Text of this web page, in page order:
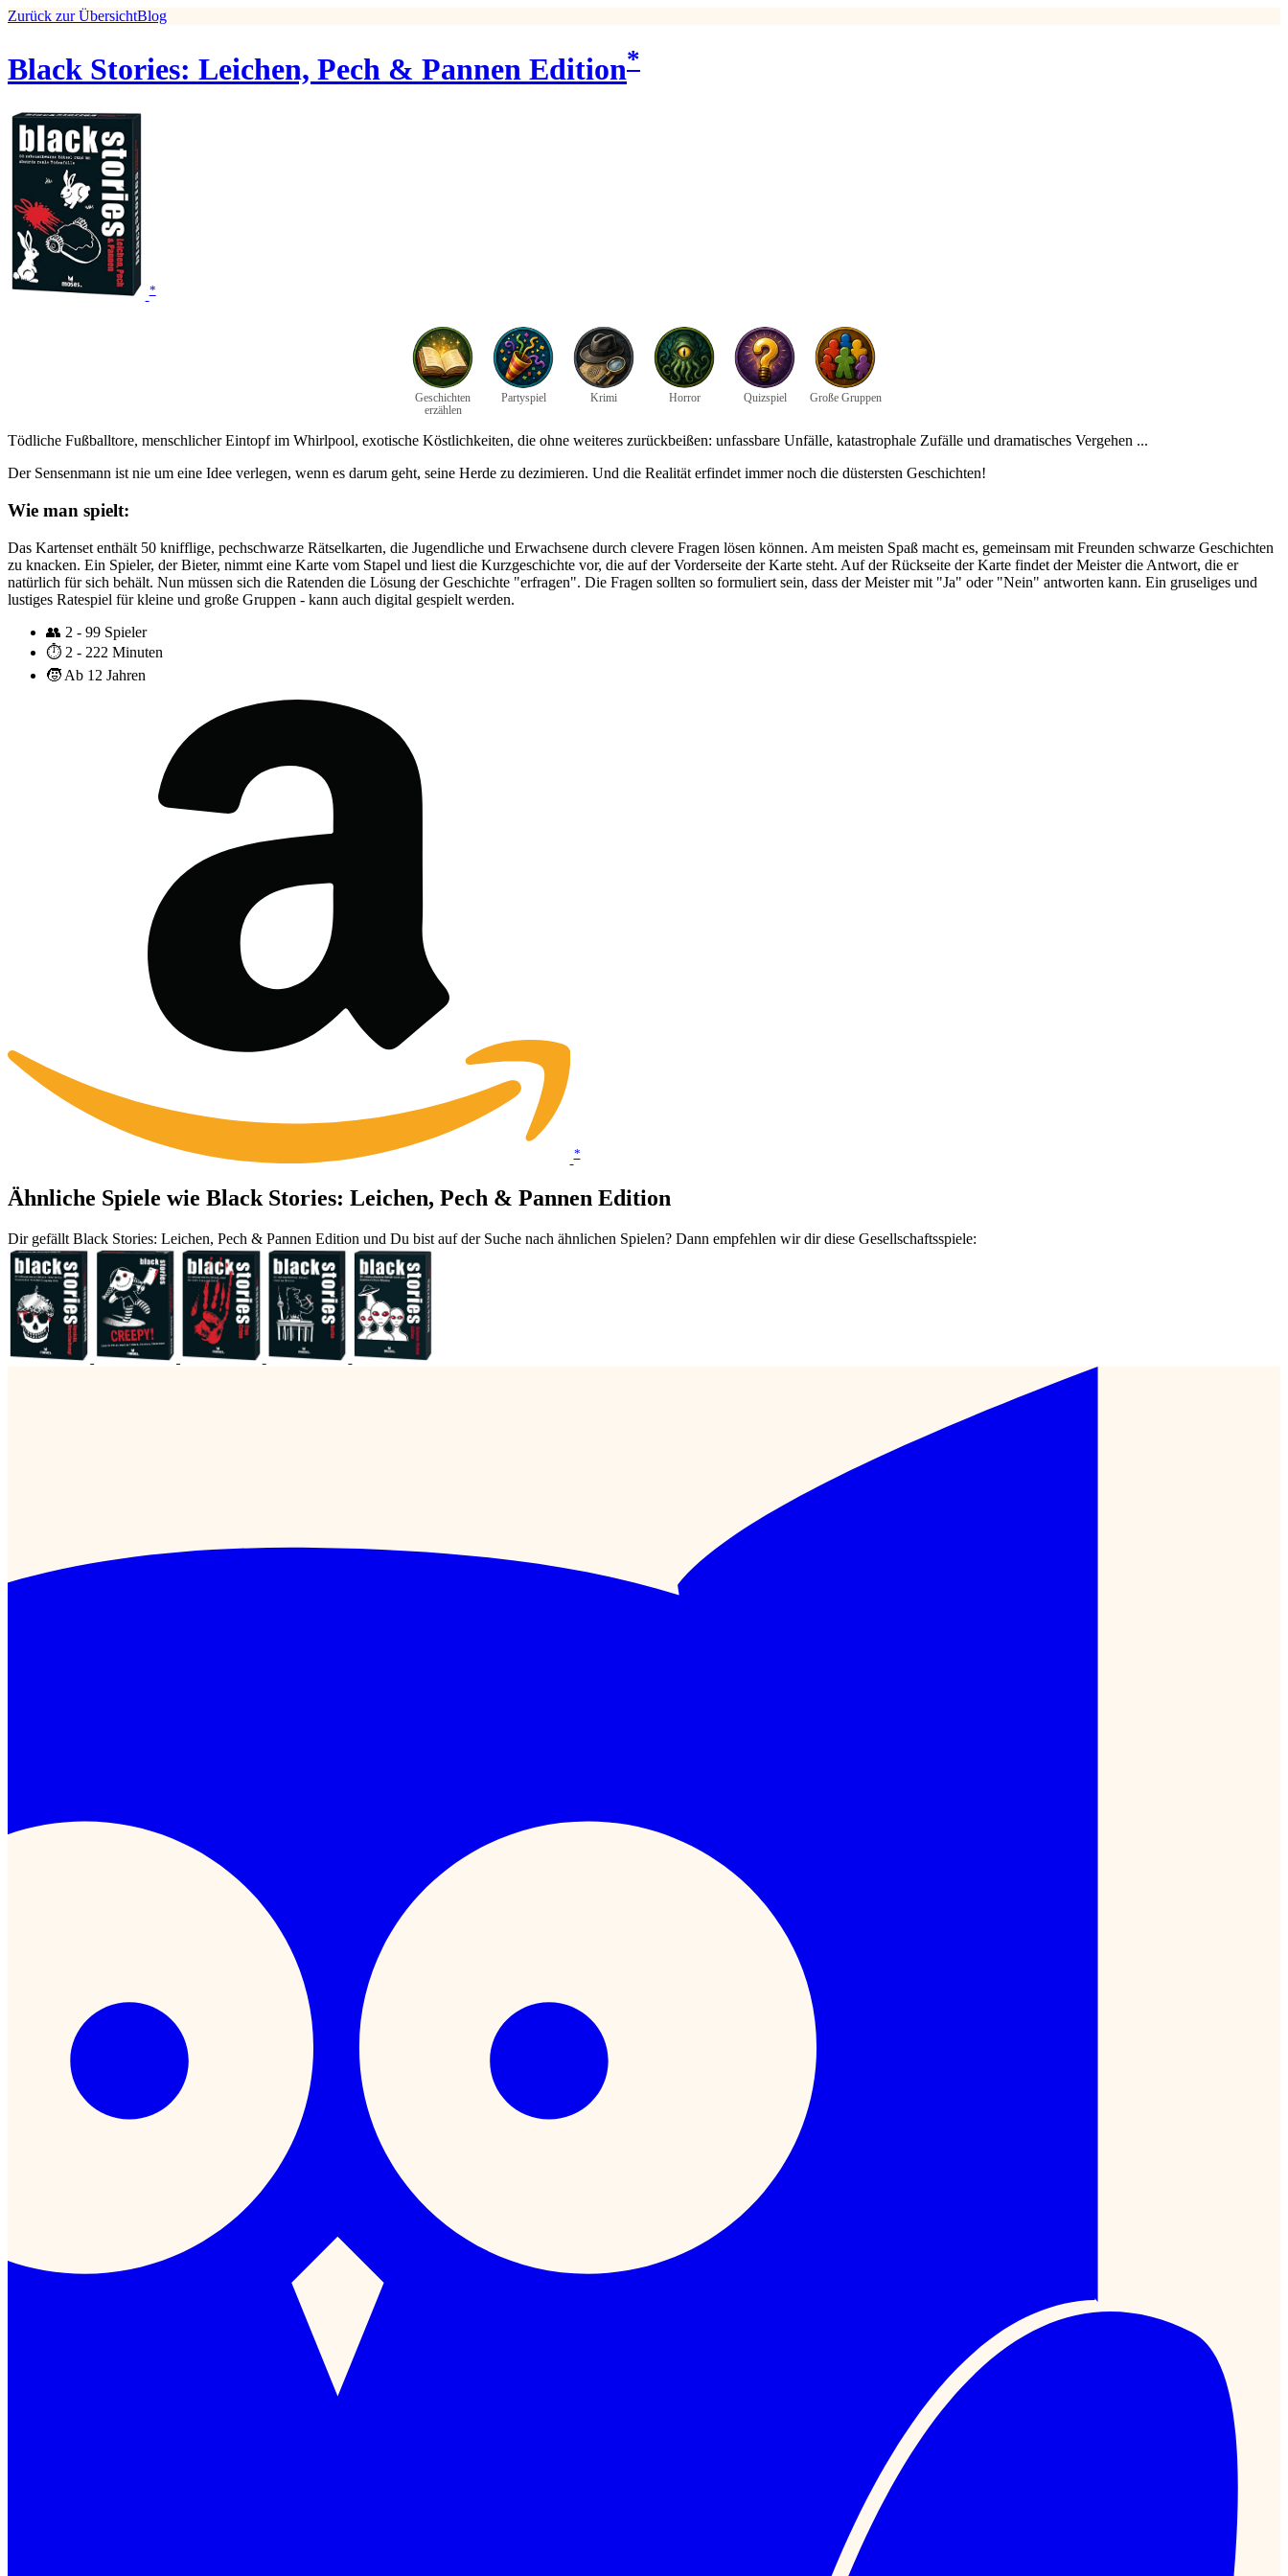
Zurück zur ÜbersichtBlog
Black Stories: Leichen, Pech & Pannen Edition*
*
Geschichten
erzählen
Partyspiel Krimi Horror Quizspiel Große Gruppen
Tödliche Fußballtore, menschlicher Eintopf im Whirlpool, exotische Köstlichkeiten, die ohne weiteres zurückbeißen: unfassbare Unfälle, katastrophale Zufälle und dramatisches Vergehen ...
Der Sensenmann ist nie um eine Idee verlegen, wenn es darum geht, seine Herde zu dezimieren. Und die Realität erfindet immer noch die düstersten Geschichten!
Wie man spielt:
Das Kartenset enthält 50 knifflige, pechschwarze Rätselkarten, die Jugendliche und Erwachsene durch clevere Fragen lösen können. Am meisten Spaß macht es, gemeinsam mit Freunden schwarze Geschichten
zu knacken. Ein Spieler, der Bieter, nimmt eine Karte vom Stapel und liest die Kurzgeschichte vor, die auf der Vorderseite der Karte steht. Auf der Rückseite der Karte findet der Meister die Antwort, die er
natürlich für sich behält. Nun müssen sich die Ratenden die Lösung der Geschichte "erfragen". Die Fragen sollten so formuliert sein, dass der Meister mit "Ja" oder "Nein" antworten kann. Ein gruseliges und
lustiges Ratespiel für kleine und große Gruppen - kann auch digital gespielt werden.
👥 2 - 99 Spieler
⏱️ 2 - 222 Minuten
🧒 Ab 12 Jahren
*
Ähnliche Spiele wie Black Stories: Leichen, Pech & Pannen Edition
Dir gefällt Black Stories: Leichen, Pech & Pannen Edition und Du bist auf der Suche nach ähnlichen Spielen? Dann empfehlen wir dir diese Gesellschaftsspiele: